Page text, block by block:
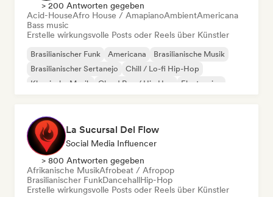
> 200 Antworten gegeben
Acid-HouseAfro House / AmapianoAmbientAmericana
Bass music
Erstelle wirkungsvolle Posts oder Reels über Künstler
Brasilianischer Funk Americana
Brasilianische Musik
Brasilianischer Sertanejo
Chill / Lo-fi Hip-Hop
Klassische Musik
Cloud Rap / Hip Hop Electronica
La Sucursal Del Flow
Social Media Influencer
> 800 Antworten gegeben
Afrikanische MusikAfrobeat / Afropop
Brasilianischer FunkDancehallHip-Hop
Erstelle wirkungsvolle Posts oder Reels über Künstler